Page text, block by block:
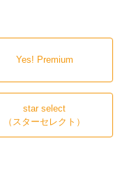
Yes! Premium
star select
（スターセレクト）